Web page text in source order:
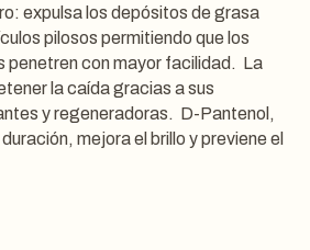
expulsa los depósitos de grasa
pilosos permitiendo que los
penetren con mayor facilidad. La
la caída gracias a sus
y regeneradoras. D-Pantenol,
mejora el brillo y previene el